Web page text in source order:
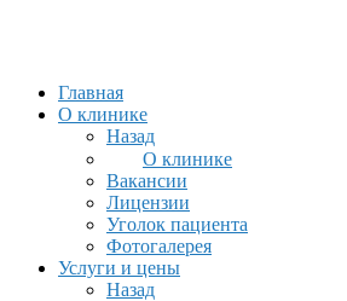
Главная
О клинике
Назад
О клинике
Вакансии
Лицензии
Уголок пациента
Фотогалерея
Услуги и цены
Назад